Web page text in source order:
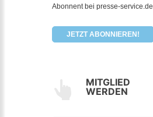
Abonnent bei presse-service.de
JETZT ABONNIEREN!
MITGLIED
WERDEN